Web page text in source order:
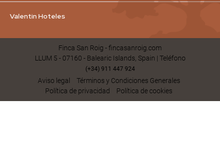
Valentin Hoteles
Finca San Roig - fincasanroig.com
LLUM 5 - 07160 - Balearic Islands, Spain | Teléfono
(+34) 911 447 924
Aviso legal
Términos y Condiciones Generales
Polí­tica de privacidad
Política de cookies